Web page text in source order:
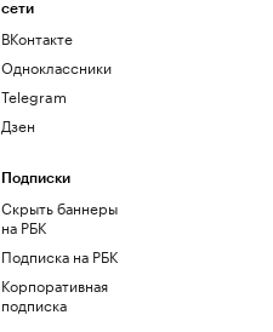
сети
ВКонтакте
Одноклассники
Telegram
Дзен
Подписки
Скрыть баннеры
на РБК
Подписка на РБК
Корпоративная
подписка